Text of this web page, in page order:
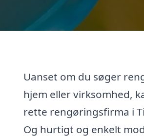
Uanset om du søger
hjem eller virksomhed,
rette rengøringsfirma i
Og hurtigt og enkelt